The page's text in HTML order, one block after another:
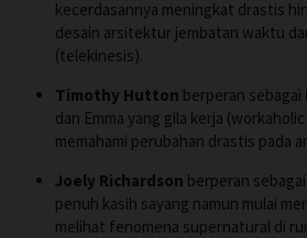
kecerdasannya meningkat drastis
desain arsitektur jembatan waktu
(telekinesis).
Timothy Hutton berperan sebagai
dan Emma yang gila kerja
memahami perubahan drastis pada
Joely Richardson berperan sebagai
penuh kasih sayang namun mulai
melihat fenomena supernatural di